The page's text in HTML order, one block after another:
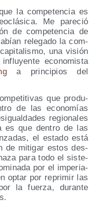
la com­pe­ten­cia es
Me pare­ció
de com­pe­ten­cia de
rele­ga­do la com­
una visión
eco­no­mis­ta
a prin­ci­pios del
que pro­du­
de las eco­no­mías
regio­na­les
es que den­tro de las
el esta­do está
de miti­gar estos des­
para todo el sis­te­
por el impe­ria­
optar por repri­mir las
la fuer­za, duran­te